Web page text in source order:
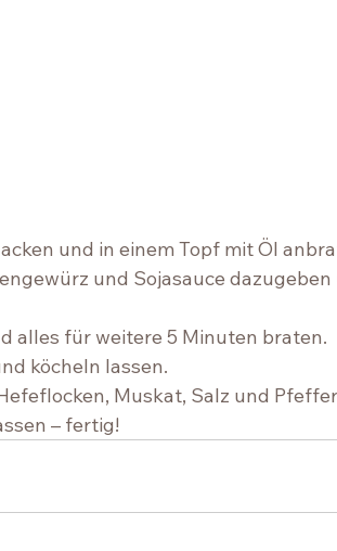
und in einem Topf mit Öl
und Sojasauce
alles für weitere 5 Minuten braten.
köcheln lassen.
Muskat, Salz und
– fertig!